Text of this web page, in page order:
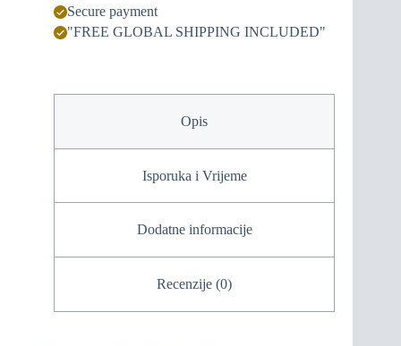
Secure payment
"FREE GLOBAL SHIPPING INCLUDED"
Opis
Isporuka i Vrijeme
Dodatne informacije
Recenzije (0)